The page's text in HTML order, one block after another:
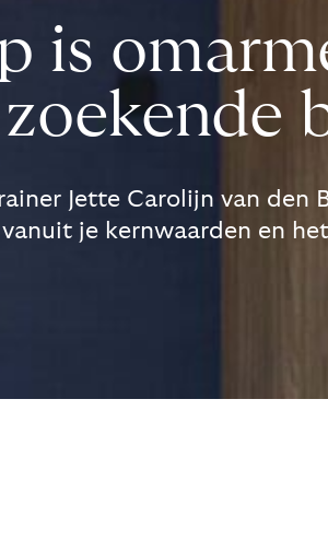
is
Jette Carolijn van den
je kernwaarden en